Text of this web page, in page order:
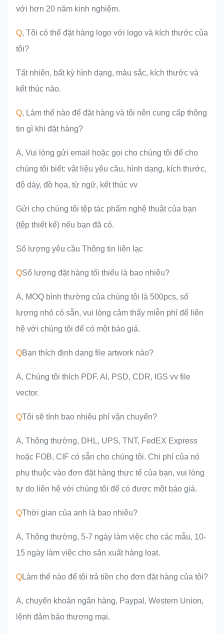
với hơn 20 năm kinh nghiệm.
Q, Tôi có thể đặt hàng logo với logo và kích thước của
tôi?
Tất nhiên, bất kỳ hình dạng, màu sắc, kích thước và
kết thúc nào.
Q, Làm thế nào để đặt hàng và tôi nên cung cấp thông
tin gì khi đặt hàng?
A, Vui lòng gửi email hoặc gọi cho chúng tôi để cho
chúng tôi biết: vật liệu yêu cầu, hình dạng, kích thước,
độ dày, đồ họa, từ ngữ, kết thúc vv
Gửi cho chúng tôi tệp tác phẩm nghệ thuật của bạn
(tệp thiết kế) nếu bạn đã có.
Số lượng yêu cầu Thông tin liên lạc
QSố lượng đặt hàng tối thiểu là bao nhiêu?
A, MOQ bình thường của chúng tôi là 500pcs, số
lượng nhỏ có sẵn, vui lòng cảm thấy miễn phí để liên
hệ với chúng tôi để có một báo giá.
QBạn thích định dạng file artwork nào?
A, Chúng tôi thích PDF, Al, PSD, CDR, IGS vv file
vector.
QTôi sẽ tính bao nhiêu phí vận chuyển?
A, Thông thường, DHL, UPS, TNT, FedEX Express
hoặc FOB, CIF có sẵn cho chúng tôi. Chi phí của nó
phụ thuộc vào đơn đặt hàng thực tế của bạn, vui lòng
tự do liên hệ với chúng tôi để có được một báo giá.
QThời gian của anh là bao nhiêu?
A, Thông thường, 5-7 ngày làm việc cho các mẫu, 10-
15 ngày làm việc cho sản xuất hàng loạt.
QLàm thế nào để tôi trả tiền cho đơn đặt hàng của tôi?
A, chuyển khoản ngân hàng, Paypal, Western Union,
lệnh đảm bảo thương mại.